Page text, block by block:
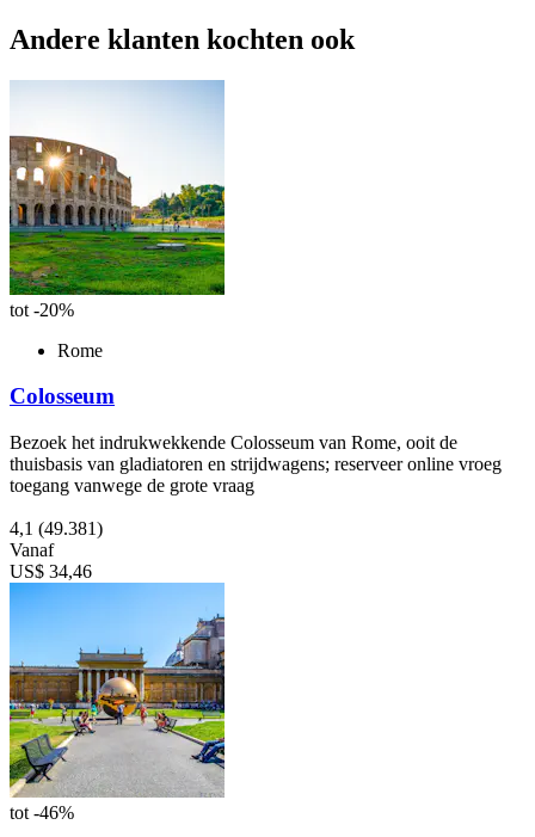
Andere klanten kochten ook
tot -20%
Rome
Colosseum
Bezoek het indrukwekkende Colosseum van Rome, ooit de
thuisbasis van gladiatoren en strijdwagens; reserveer online vroeg
toegang vanwege de grote vraag
4,1 (49.381)
Vanaf
US$ 34,46
tot -46%